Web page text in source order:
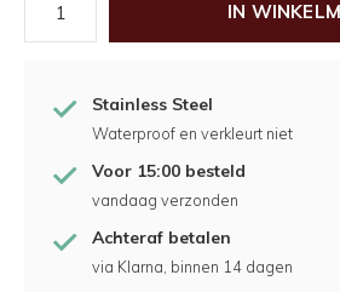
IN
Stainless Steel
Waterproof en verkleurt niet
Voor 15:00 besteld
vandaag verzonden
Achteraf betalen
via Klarna, binnen 14 dagen